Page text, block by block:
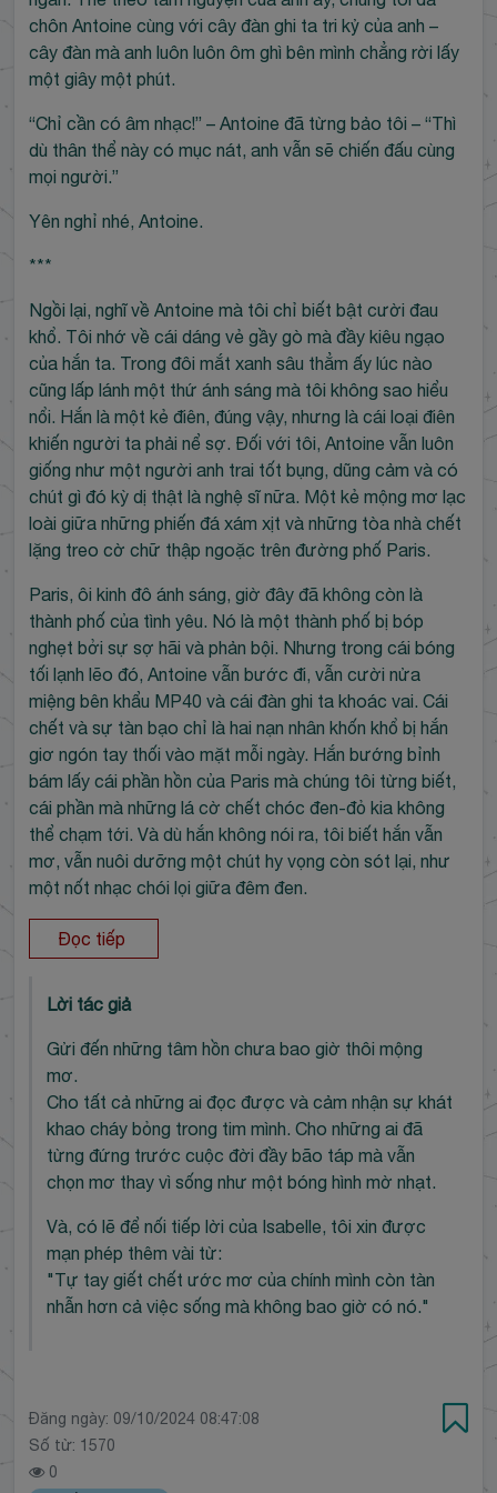
chôn Antoine cùng với cây đàn ghi ta tri kỷ của anh –
cây đàn mà anh luôn luôn ôm ghì bên mình chẳng rời lấy
một giây một phút.
“Chỉ cần có âm nhạc!” – Antoine đã từng bảo tôi – “Thì
dù thân thể này có mục nát, anh vẫn sẽ chiến đấu cùng
mọi người.”
Yên nghỉ nhé, Antoine.
***
Ngồi lại, nghĩ về Antoine mà tôi chỉ biết bật cười đau
khổ. Tôi nhớ về cái dáng vẻ gầy gò mà đầy kiêu ngạo
của hắn ta. Trong đôi mắt xanh sâu thẳm ấy lúc nào
cũng lấp lánh một thứ ánh sáng mà tôi không sao hiểu
nổi. Hắn là một kẻ điên, đúng vậy, nhưng là cái loại điên
khiến người ta phải nể sợ. Đối với tôi, Antoine vẫn luôn
giống như một người anh trai tốt bụng, dũng cảm và có
chút gì đó kỳ dị thật là nghệ sĩ nữa. Một kẻ mộng mơ lạc
loài giữa những phiến đá xám xịt và những tòa nhà chết
lặng treo cờ chữ thập ngoặc trên đường phố Paris.
Paris, ôi kinh đô ánh sáng, giờ đây đã không còn là
thành phố của tình yêu. Nó là một thành phố bị bóp
nghẹt bởi sự sợ hãi và phản bội. Nhưng trong cái bóng
tối lạnh lẽo đó, Antoine vẫn bước đi, vẫn cười nửa
miệng bên khẩu MP40 và cái đàn ghi ta khoác vai. Cái
chết và sự tàn bạo chỉ là hai nạn nhân khốn khổ bị hắn
giơ ngón tay thối vào mặt mỗi ngày. Hắn bướng bỉnh
bám lấy cái phần hồn của Paris mà chúng tôi từng biết,
cái phần mà những lá cờ chết chóc đen-đỏ kia không
thể chạm tới. Và dù hắn không nói ra, tôi biết hắn vẫn
mơ, vẫn nuôi dưỡng một chút hy vọng còn sót lại, như
một nốt nhạc chói lọi giữa đêm đen.
Đọc tiếp
Lời tác giả
Gửi đến những tâm hồn chưa bao giờ thôi mộng
mơ.
Cho tất cả những ai đọc được và cảm nhận sự khát
khao cháy bỏng trong tim mình. Cho những ai đã
từng đứng trước cuộc đời đầy bão táp mà vẫn
chọn mơ thay vì sống như một bóng hình mờ nhạt.
Và, có lẽ để nối tiếp lời của Isabelle, tôi xin được
mạn phép thêm vài từ:
"Tự tay giết chết ước mơ của chính mình còn tàn
nhẫn hơn cả việc sống mà không bao giờ có nó."
Đăng ngày: 09/10/2024 08:47:08
Số từ: 1570
0